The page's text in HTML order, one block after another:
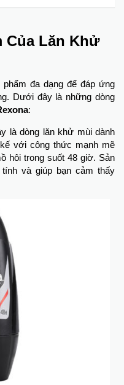
Của Lăn Khử
đa dạng để đáp ứng
Dưới đây là những dòng
:
là dòng lăn khử mùi dành
với công thức mạnh mẽ
hôi trong suốt 48 giờ. Sản
và giúp bạn cảm thấy